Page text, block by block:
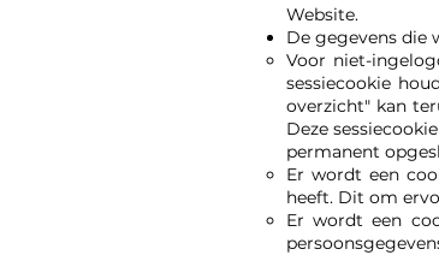
Website.
De gegevens die
Voor niet-
sessiecookie
overzicht" kan
Deze
permanent
Er wordt een
heeft. Dit om
Er wordt een